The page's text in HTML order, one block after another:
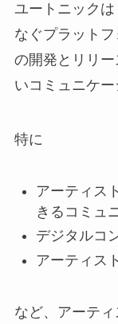
ユートニック
なぐプラットフ
の開発とリリ
いコミュニケー
特に
アーティス
きるコミュ
デジタルコ
アーティス
など、アーテ